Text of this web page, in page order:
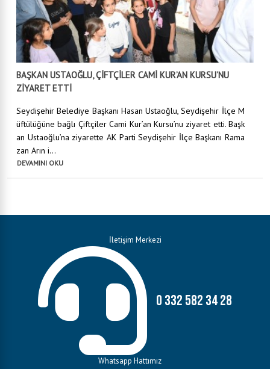
BAŞKAN USTAOĞLU, ÇİFTÇİLER CAMİ KUR’AN KURSU’NU
ZİYARET ETTİ
Seydişehir Belediye Başkanı Hasan Ustaoğlu, Seydişehir İlçe M
üftülüğüne bağlı Çiftçiler Cami Kur’an Kursu’nu ziyaret etti. Başk
an Ustaoğlu’na ziyarette AK Parti Seydişehir İlçe Başkanı Rama
zan Arın i...
DEVAMINI OKU
İletişim Merkezi
0 332 582 34 28
Whatsapp Hattımız